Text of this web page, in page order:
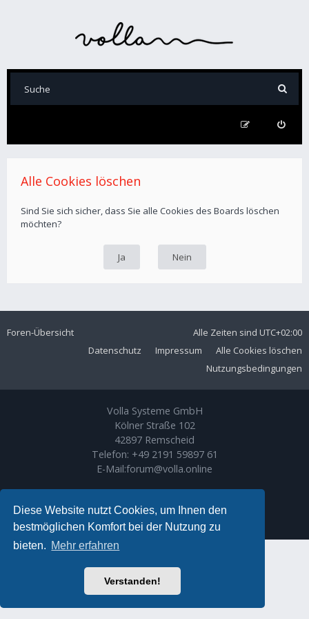
Diese Website nutzt Cookies, um Ihnen den
bestmöglichen Komfort bei der Nutzung zu
bieten. Mehr erfahren
Verstanden!
Alle Cookies löschen
Sind Sie sich sicher, dass Sie alle Cookies des Boards löschen
möchten?
Foren-Übersicht Alle Zeiten sind UTC+02:00
Alle Cookies löschen
Impressum
Datenschutz
Nutzungsbedingungen
Volla Systeme GmbH
Kölner Straße 102
42897 Remscheid
Telefon: +49 2191 59897 61
E-Mail:forum@volla.online
Ariki Theme byGramziu